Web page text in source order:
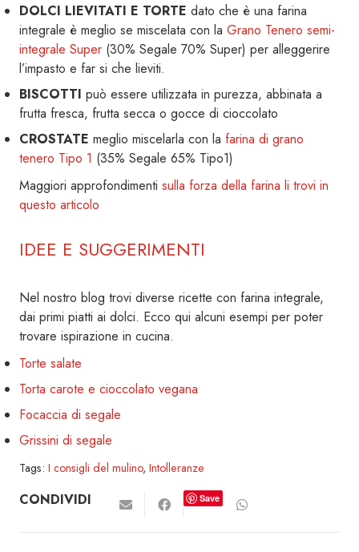
DOLCI LIEVITATI E TORTE dato che è una farina
integrale è meglio se miscelata con la Grano Tenero semi-
integrale Super (30% Segale 70% Super) per alleggerire
l’impasto e far si che lieviti.
BISCOTTI può essere utilizzata in purezza, abbinata a
frutta fresca, frutta secca o gocce di cioccolato
CROSTATE meglio miscelarla con la farina di grano
tenero Tipo 1 (35% Segale 65% Tipo1)
Maggiori approfondimenti sulla forza della farina li trovi in
questo articolo
IDEE E SUGGERIMENTI
Nel nostro blog trovi diverse ricette con farina integrale,
dai primi piatti ai dolci. Ecco qui alcuni esempi per poter
trovare ispirazione in cucina.
Torte salate
Torta carote e cioccolato vegana
Focaccia di segale
Grissini di segale
Tags: I consigli del mulino, Intolleranze
CONDIVIDI Save